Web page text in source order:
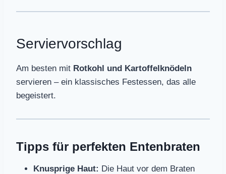
Serviervorschlag
Am besten mit Rotkohl und Kartoffelknödeln
servieren – ein klassisches Festessen, das alle
begeistert.
Tipps für perfekten Entenbraten
Knusprige Haut: Die Haut vor dem Braten